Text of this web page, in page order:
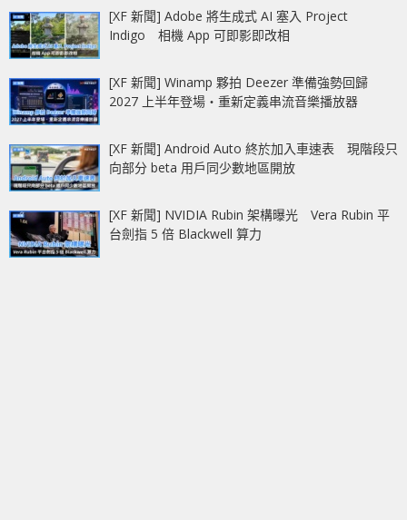
[XF 新聞] Adobe 將生成式 AI 塞入 Project
Indigo 相機 App 可即影即改相
[XF 新聞] Winamp 夥拍 Deezer 準備強勢回歸
2027 上半年登場‧重新定義串流音樂播放器
[XF 新聞] Android Auto 終於加入車速表 現階段只
向部分 beta 用戶同少數地區開放
[XF 新聞] NVIDIA Rubin 架構曝光 Vera Rubin 平
台劍指 5 倍 Blackwell 算力